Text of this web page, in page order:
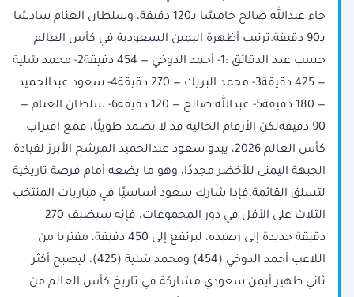
جاء عبدالله صالح خامسًا بـ120 دقيقة، وسلطان الغنام سادسًا
بـ90 دقيقة.ترتيب أظهرة اليمين السعودية في كأس العالم
حسب عدد الدقائق :1- أحمد الدوخي — 454 دقيقة2- محمد شلية
— 425 دقيقة3- محمد البريك — 270 دقيقة4- سعود عبدالحميد
— 180 دقيقة5- عبدالله صالح — 120 دقيقة6- سلطان الغنام —
90 دقيقةلكن الأرقام الحالية قد لا تصمد طويلًا، فمع اقتراب
كأس العالم 2026، يبدو سعود عبدالحميد المرشح الأبرز لقيادة
الجبهة اليمنى للأخضر مجددًا، وهو ما يضعه أمام فرصة تاريخية
لتسلق القائمة.فإذا شارك سعود أساسيًا في مباريات المنتخب
الثلاث على الأقل في دور المجموعات، فإنه سيضيف 270
دقيقة جديدة إلى رصيده، ليرتفع إلى 450 دقيقة، مقتربا من
اللاعب أحمد الدوخي (454) ومحمد شلية (425)، ليصبح أكثر
ثاني ظهير أيمن سعودي مشاركة في تاريخ كأس العالم من